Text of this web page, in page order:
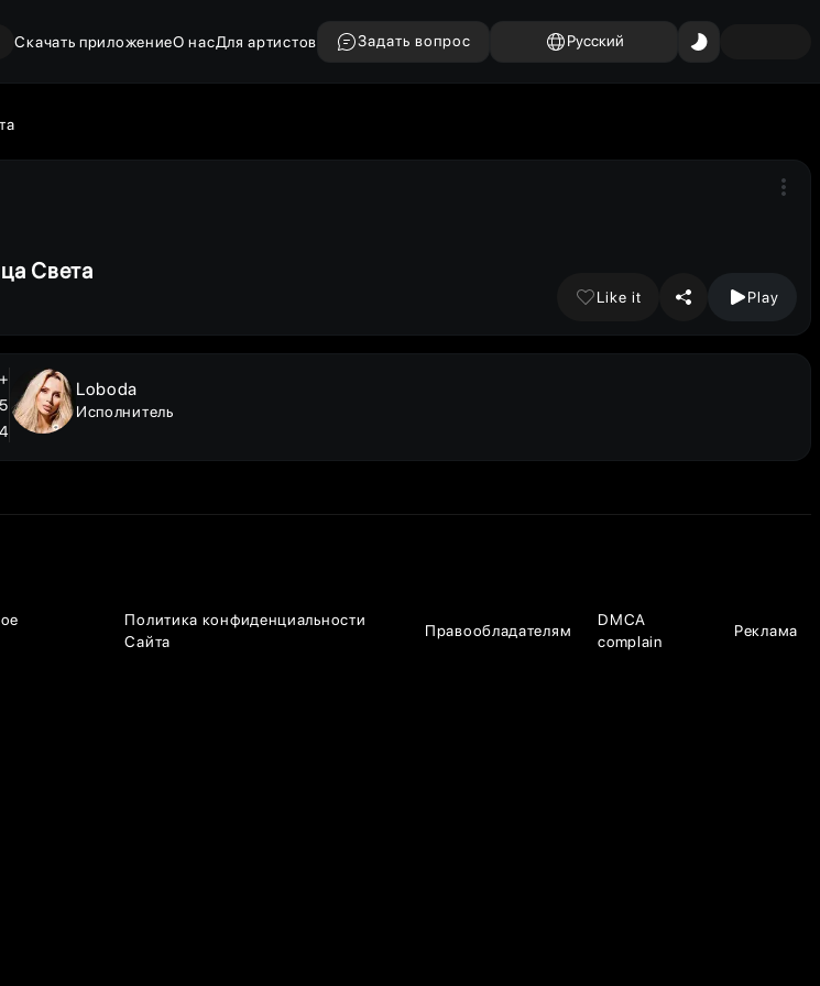
Скачать приложениеО насДля артистов Задать вопрос Русский
Света
Like it Play
Loboda
Исполнитель
Политика конфиденциальности
Сайта
Правообладателям
DMCA
complain
Реклама